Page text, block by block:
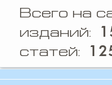
Всего на
изданий:
статей: